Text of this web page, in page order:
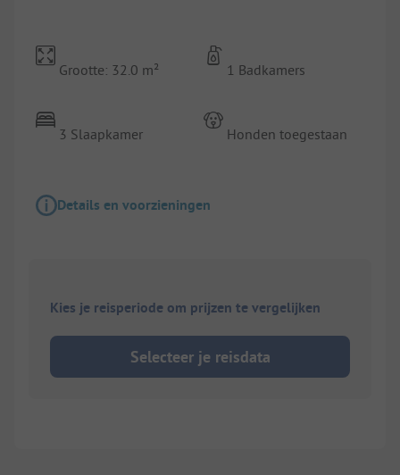
Grootte: 32.0 m²
3 Slaapkamer
1 Badkamers
Honden toegestaan
Details en voorzieningen
Kies je reisperiode om prijzen te vergelijken
Selecteer je reisdata